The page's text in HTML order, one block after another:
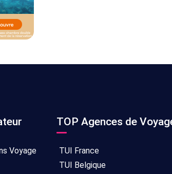
Voyage
TOP Agences de
TUI France
TUI Belgique